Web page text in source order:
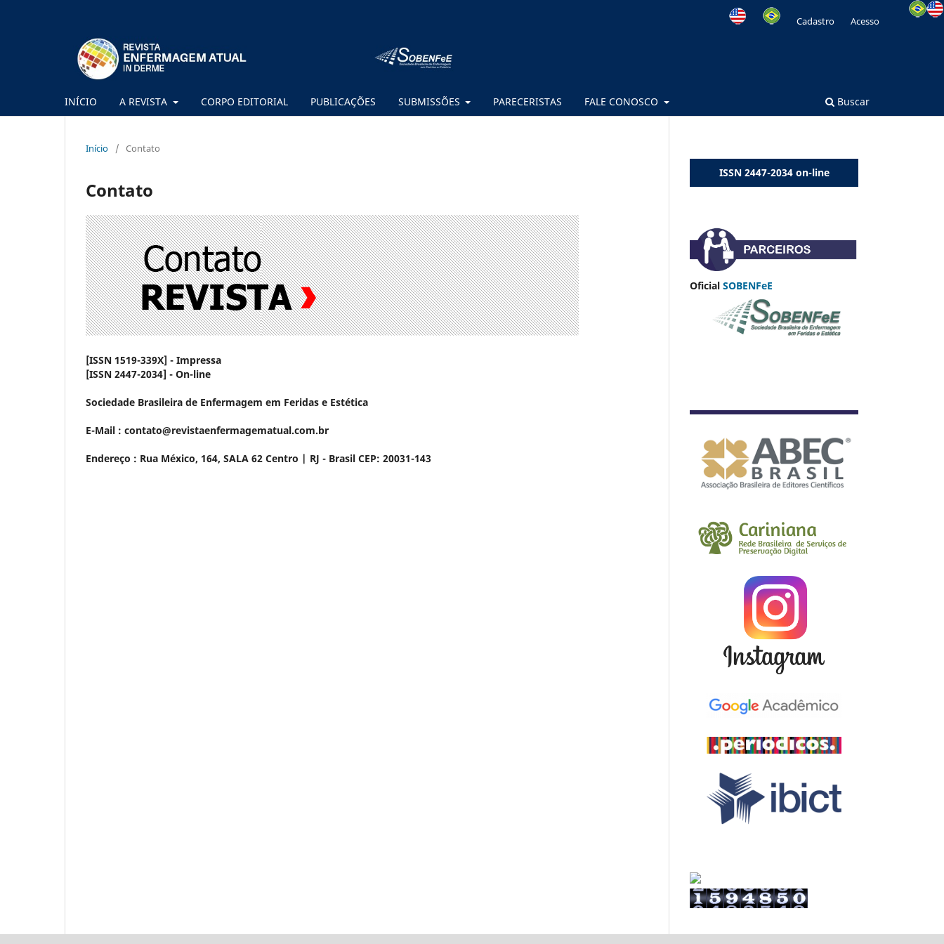
INÍCIO A REVISTA CORPO EDITORIAL PUBLICAÇÕES SUBMISSÕES PARECERISTAS FALE CONOSCO Buscar
Cadastro Acesso
Início / Contato
Contato
[ISSN 1519-339X] - Impressa
[ISSN 2447-2034] - On-line
Sociedade Brasileira de Enfermagem em Feridas e Estética
E-Mail : contato@revistaenfermagematual.com.br
Endereço : Rua México, 164, SALA 62 Centro | RJ - Brasil CEP: 20031-143
ISSN 2447-2034 on-line
Oficial SOBENFeE